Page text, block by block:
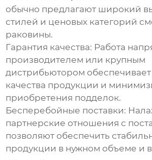
обычно предлагают широкий
стилей и ценовых категорий
раковины.
Гарантия качества: Работа
производителем или крупным
дистрибьютором
качества продукции и
приобретения подделок.
Бесперебойные поставки:
партнерские отношения с
позволяют обеспечить
продукции в нужном объеме и